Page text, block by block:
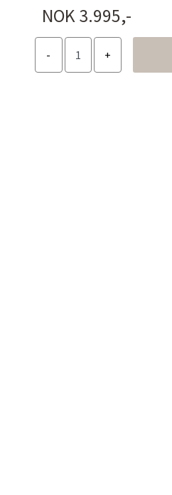
NOK 3.995,-